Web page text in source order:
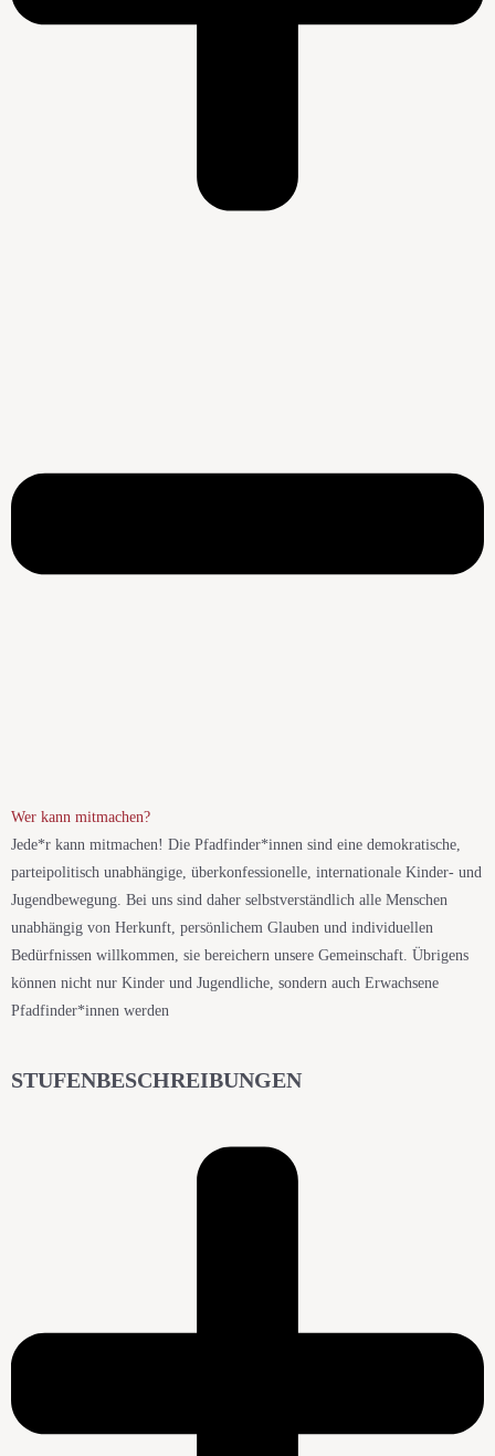
Wer kann mitmachen?
Jede*r kann mitmachen! Die Pfadfinder*innen sind eine demokratische,
parteipolitisch unabhängige, überkonfessionelle, internationale Kinder- und
Jugendbewegung. Bei uns sind daher selbstverständlich alle Menschen
unabhängig von Herkunft, persönlichem Glauben und individuellen
Bedürfnissen willkommen, sie bereichern unsere Gemeinschaft. Übrigens
können nicht nur Kinder und Jugendliche, sondern auch Erwachsene
Pfadfinder*innen werden
STUFENBESCHREIBUNGEN